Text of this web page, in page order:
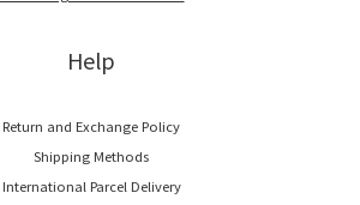
Help
Return and Exchange Policy
Shipping Methods
International Parcel Delivery